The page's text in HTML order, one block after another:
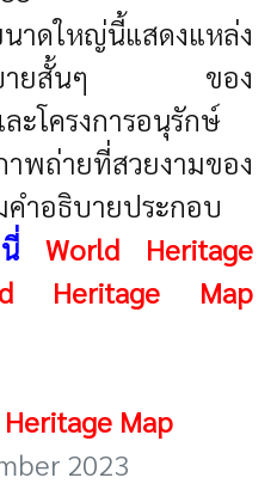
าดใหญ่นี้แสดงแหล่ง
อธิบายสั้นๆ ของ
โครงการอนุรักษ์
พถ่ายที่สวยงามของ
ำอธิบายประกอบ
World Heritage
Heritage Map
Map
2023